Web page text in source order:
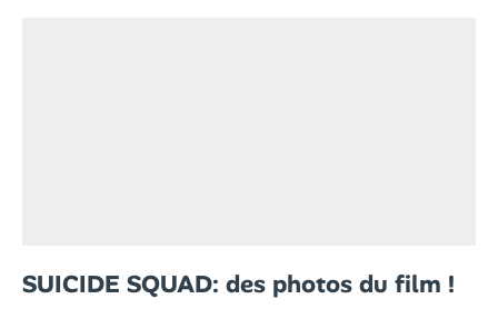
SUICIDE SQUAD: des photos du film !